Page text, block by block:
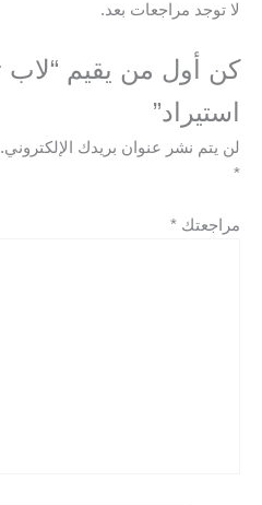
لا توجد مراجعات بعد.
استيراد”
لن يتم نشر عنوان بريدك الإلكتروني.
*
مراجعتك *